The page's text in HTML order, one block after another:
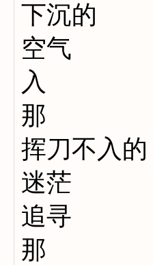
下沉的
空气
入
那
挥刀不入的
迷茫
追寻
那